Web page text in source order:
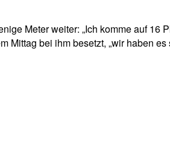
Meter weiter: „Ich komme auf 16
bei ihm besetzt, „wir haben